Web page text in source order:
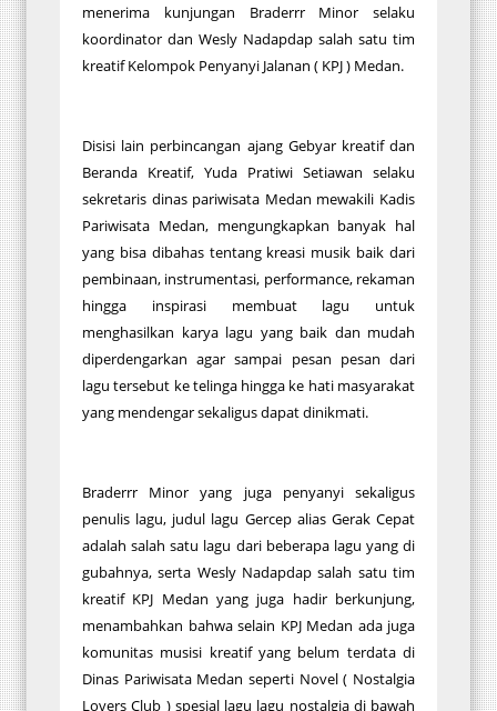
menerima kunjungan Braderrr Minor selaku
koordinator dan Wesly Nadapdap salah satu tim
kreatif Kelompok Penyanyi Jalanan ( KPJ ) Medan.
Disisi lain perbincangan ajang Gebyar kreatif dan
Beranda Kreatif, Yuda Pratiwi Setiawan selaku
sekretaris dinas pariwisata Medan mewakili Kadis
Pariwisata Medan, mengungkapkan banyak hal
yang bisa dibahas tentang kreasi musik baik dari
pembinaan, instrumentasi, performance, rekaman
hingga inspirasi membuat lagu untuk
menghasilkan karya lagu yang baik dan mudah
diperdengarkan agar sampai pesan pesan dari
lagu tersebut ke telinga hingga ke hati masyarakat
yang mendengar sekaligus dapat dinikmati.
Braderrr Minor yang juga penyanyi sekaligus
penulis lagu, judul lagu Gercep alias Gerak Cepat
adalah salah satu lagu dari beberapa lagu yang di
gubahnya, serta Wesly Nadapdap salah satu tim
kreatif KPJ Medan yang juga hadir berkunjung,
menambahkan bahwa selain KPJ Medan ada juga
komunitas musisi kreatif yang belum terdata di
Dinas Pariwisata Medan seperti Novel ( Nostalgia
Lovers Club ) spesial lagu lagu nostalgia di bawah